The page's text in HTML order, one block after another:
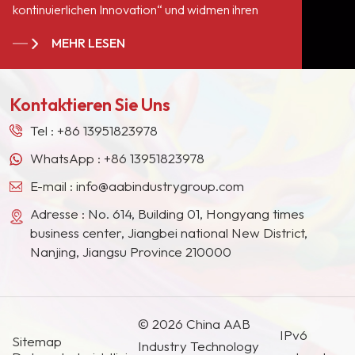
in
Scheuerfestigkeit und
erhöhen und
die Auslöschung
kontinuierlichen Innovation“ und widmen ihren
ganzen Welt. Wir sind zu einem langjährigen,
stabilen Lieferanten für viele Farbengiganten in
Südostasien, Japan, Südkorea und anderen
Ländern und Regionen geworden.
MEHR LESEN
Kontaktieren Sie Uns
Tel : +86 13951823978
WhatsApp : +86 13951823978
E-mail : info@aabindustrygroup.com
Adresse : No. 614, Building 01, Hongyang times
business center, Jiangbei national New District,
Nanjing, Jiangsu Province 210000
Sitemap
© 2026 China AAB
Industry Technology
IPv6